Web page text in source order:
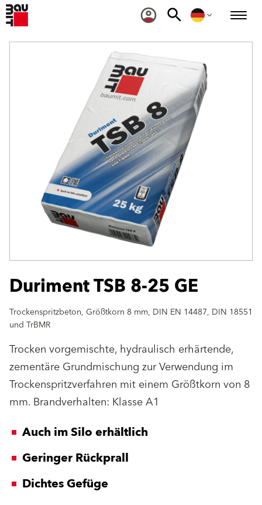
Duriment TSB 8-25 GE
Trockenspritzbeton, Größtkorn 8 mm, DIN EN 14487, DIN 18551
und TrBMR
Trocken vorgemischte, hydraulisch erhärtende,
zementäre Grundmischung zur Verwendung im
Trockenspritzverfahren mit einem Größtkorn von 8
mm. Brandverhalten: Klasse A1
Auch im Silo erhältlich
Geringer Rückprall
Dichtes Gefüge